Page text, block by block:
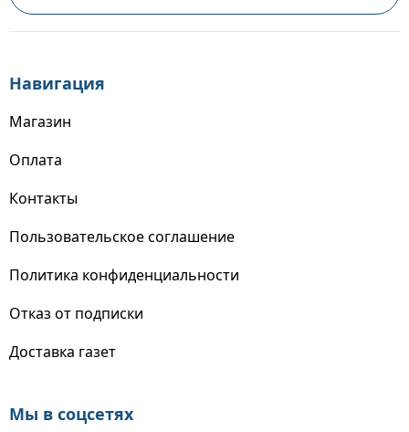
Навигация
Магазин
Оплата
Контакты
Пользовательское соглашение
Политика конфиденциальности
Отказ от подписки
Доставка газет
Мы в соцсетях